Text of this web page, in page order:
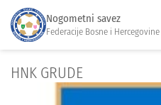
Nogometni savez
Federacije Bosne i Hercegovine
HNK GRUDE